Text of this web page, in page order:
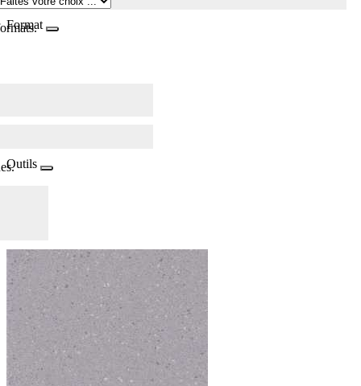
Format
Outils